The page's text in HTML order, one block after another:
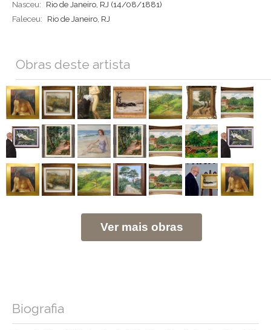
Nasceu:
Rio de Janeiro, RJ (14/08/1881)
Faleceu:
Rio de Janeiro, RJ
Obras deste artista
Ver mais obras
Biografia